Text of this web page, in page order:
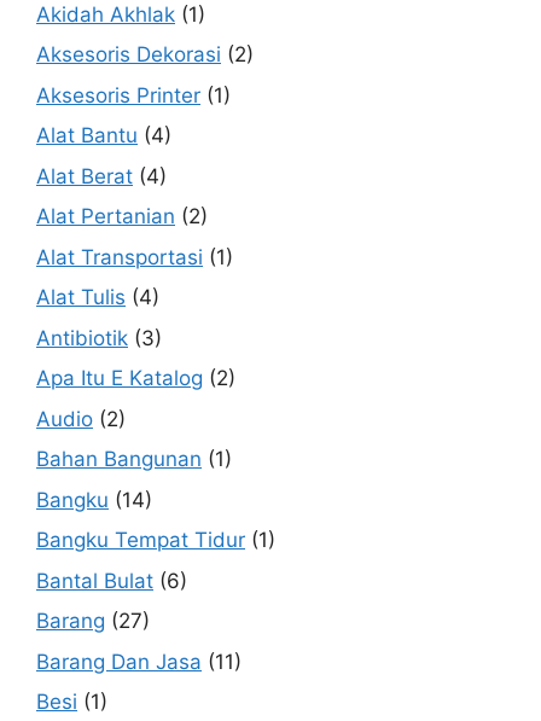
Akidah Akhlak (1)
Aksesoris Dekorasi (2)
Aksesoris Printer (1)
Alat Bantu (4)
Alat Berat (4)
Alat Pertanian (2)
Alat Transportasi (1)
Alat Tulis (4)
Antibiotik (3)
Apa Itu E Katalog (2)
Audio (2)
Bahan Bangunan (1)
Bangku (14)
Bangku Tempat Tidur (1)
Bantal Bulat (6)
Barang (27)
Barang Dan Jasa (11)
Besi (1)